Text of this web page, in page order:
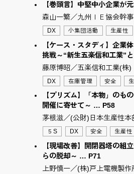
【巻頭言】中堅中小企業が
森山一繁／九州ＩＥ協会幹
DX 小集団活動 生産性
【ケース・スタディ】企業
挑戦～“新生五楽信和工業”
藤原博昭／五楽信和工業(株)
DX 在庫管理 安全
【プリズム】「本物」のも
開催に寄せて～ … P58
茅根滋／(公財)日本生産性本
５S DX 安全 生産性
【現場改善】開閉器塔の組
らの脱却～ … P71
上野慎一／(株)戸上電機製作